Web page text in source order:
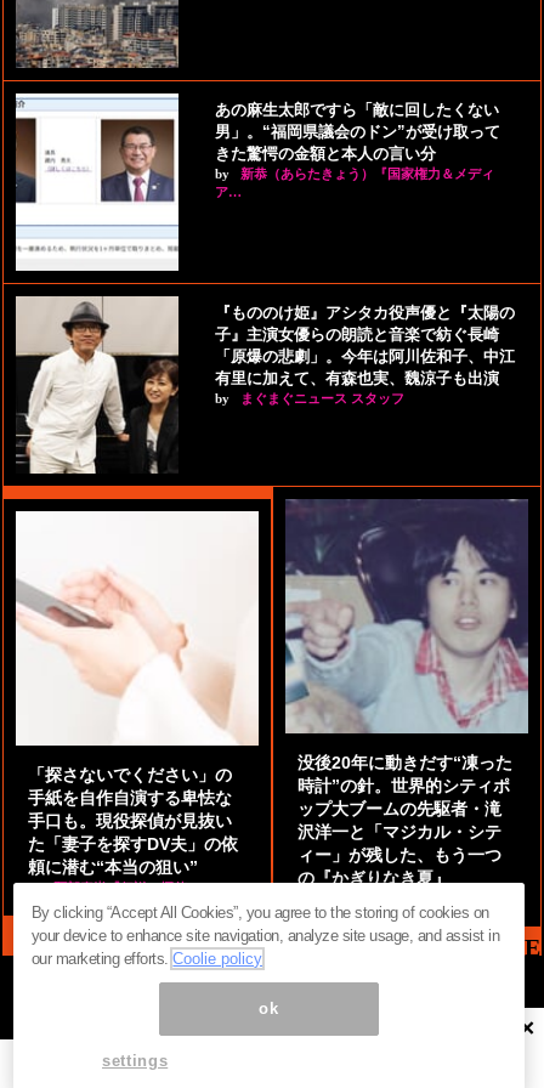
あの麻生太郎ですら「敵に回したくない
男」。“福岡県議会のドン”が受け取って
きた驚愕の金額と本人の言い分
by
新恭（あらたきょう）『国家権力＆メディ
ア…
『もののけ姫』アシタカ役声優と『太陽の
子』主演女優らの朗読と音楽で紡ぐ長崎
「原爆の悲劇」。今年は阿川佐和子、中江
有里に加えて、有森也実、魏涼子も出演
by まぐまぐニュース スタッフ
「探さないでください」の
手紙を自作自演する卑怯な
手口も。現役探偵が見抜い
た「妻子を探すDV夫」の依
頼に潜む“本当の狙い”
by 阿部泰尚『伝説の探偵』
没後20年に動きだす“凍った
時計”の針。世界的シティポ
ップ大ブームの先駆者・滝
沢洋一と「マジカル・シテ
ィー」が残した、もう一つ
の『かぎりなき夏』
MAG2 NEWS HEADLINE
ページ内の商標は全て商標権者に属します。無断転載を禁じます。 ©
まぐまぐ！
×
By clicking “Accept All Cookies”, you agree to the storing of cookies on
your device to enhance site navigation, analyze site usage, and assist in
our marketing efforts.Coolie policy
ok
settings